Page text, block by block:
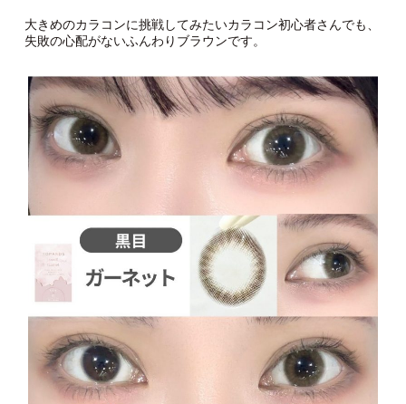
大きめのカラコンに挑戦してみたいカラコン初心者さんでも、
失敗の心配がないふんわりブラウンです。